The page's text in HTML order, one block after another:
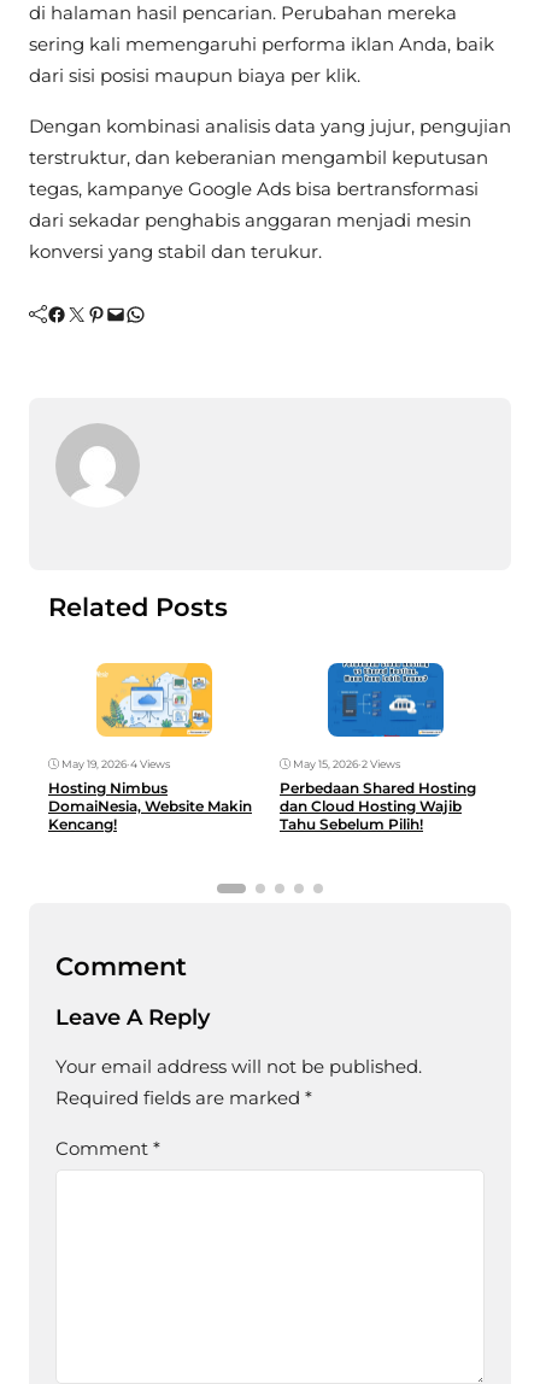
di halaman hasil pencarian. Perubahan mereka
sering kali memengaruhi performa iklan Anda, baik
dari sisi posisi maupun biaya per klik.
Dengan kombinasi analisis data yang jujur, pengujian
terstruktur, dan keberanian mengambil keputusan
tegas, kampanye Google Ads bisa bertransformasi
dari sekadar penghabis anggaran menjadi mesin
konversi yang stabil dan terukur.
Facebook Twitter Pinterest Mail WhatsApp
Related Posts
May 19, 2026•4 Views
Hosting Nimbus
DomaiNesia, Website Makin
Kencang!
May 15, 2026•2 Views
Perbedaan Shared Hosting
dan Cloud Hosting Wajib
Tahu Sebelum Pilih!
Comment
Leave A Reply
Your email address will not be published.
Required fields are marked *
Comment *